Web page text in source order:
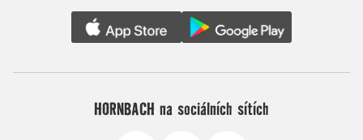
HORNBACH na sociálních sítích